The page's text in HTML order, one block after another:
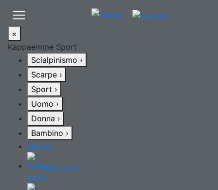
×
Kappaemme Sport
Scialpinismo ›
Scarpe ›
Sport ›
Uomo ›
Donna ›
Bambino ›
Marchi
Saldi estivi